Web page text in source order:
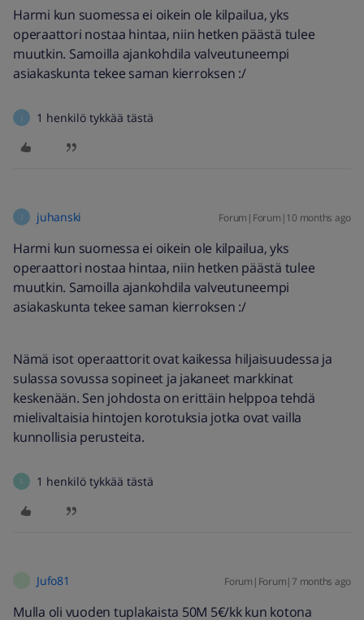
Harmi kun suomessa ei oikein ole kilpailua, yks
operaattori nostaa hintaa, niin hetken päästä tulee
muutkin. Samoilla ajankohdila valveutuneempi
asiakaskunta tekee saman kierroksen :/
1 henkilö tykkää tästä
juhanski Forum|Forum|10 months ago
Harmi kun suomessa ei oikein ole kilpailua, yks
operaattori nostaa hintaa, niin hetken päästä tulee
muutkin. Samoilla ajankohdila valveutuneempi
asiakaskunta tekee saman kierroksen :/
Nämä isot operaattorit ovat kaikessa hiljaisuudessa ja
sulassa sovussa sopineet ja jakaneet markkinat
keskenään. Sen johdosta on erittäin helppoa tehdä
mielivaltaisia hintojen korotuksia jotka ovat vailla
kunnollisia perusteita.
L 1 henkilö tykkää tästä
Jufo81 Forum|Forum|7 months ago
Mulla oli vuoden tuplakaista 50M 5€/kk kun kotona